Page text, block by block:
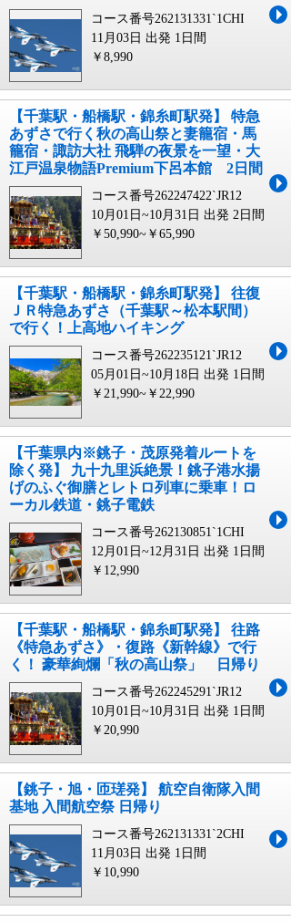
コース番号262131331`1CHI
11月03日 出発 1日間
￥8,990
【千葉駅・船橋駅・錦糸町駅発】 特急
あずさで行く秋の高山祭と妻籠宿・馬
籠宿・諏訪大社 飛騨の夜景を一望・大
江戸温泉物語Premium下呂本館 2日間
コース番号262247422`JR12
10月01日~10月31日 出発 2日間
￥50,990~￥65,990
【千葉駅・船橋駅・錦糸町駅発】 往復
ＪＲ特急あずさ（千葉駅～松本駅間）
で行く！上高地ハイキング
コース番号262235121`JR12
05月01日~10月18日 出発 1日間
￥21,990~￥22,990
【千葉県内※銚子・茂原発着ルートを
除く発】 九十九里浜絶景！銚子港水揚
げのふぐ御膳とレトロ列車に乗車！ロ
ーカル鉄道・銚子電鉄
コース番号262130851`1CHI
12月01日~12月31日 出発 1日間
￥12,990
【千葉駅・船橋駅・錦糸町駅発】 往路
《特急あずさ》・復路《新幹線》で行
く！ 豪華絢爛「秋の高山祭」 日帰り
コース番号262245291`JR12
10月01日~10月31日 出発 1日間
￥20,990
【銚子・旭・匝瑳発】 航空自衛隊入間
基地 入間航空祭 日帰り
コース番号262131331`2CHI
11月03日 出発 1日間
￥10,990